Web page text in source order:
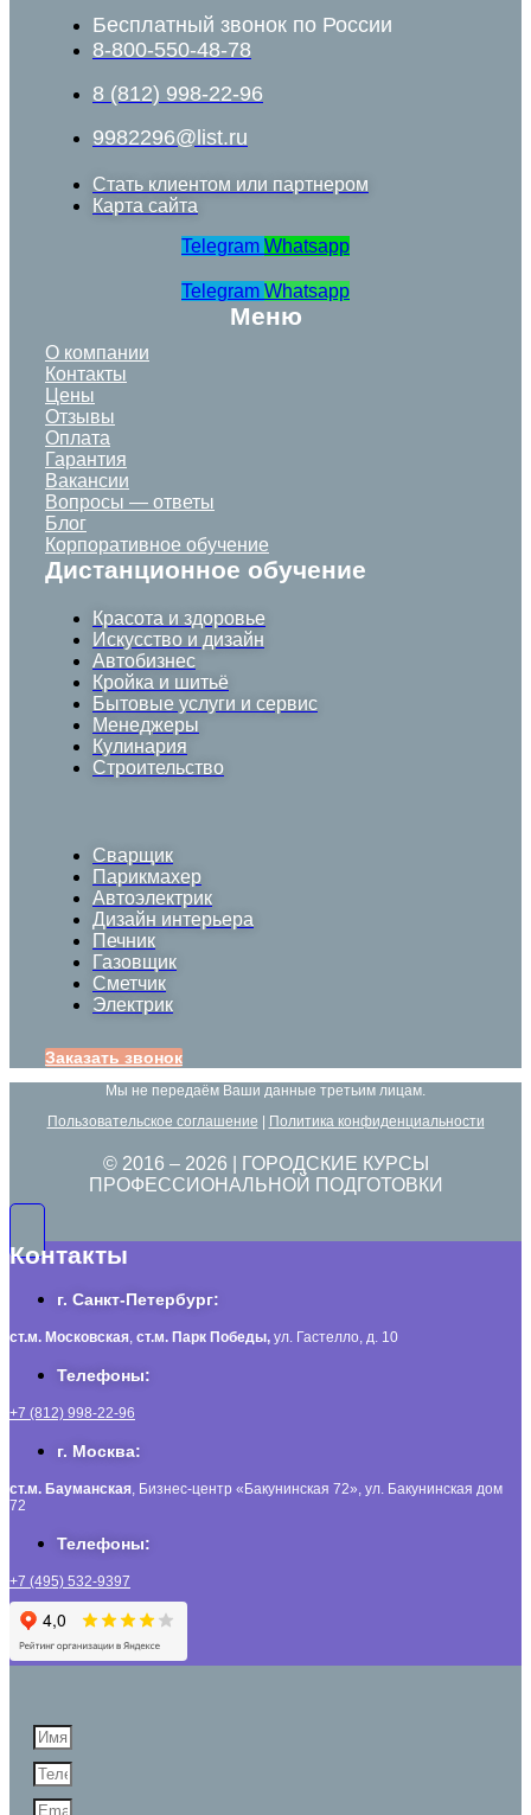
Бесплатный звонок по России
8-800-550-48-78
8 (812) 998-22-96
9982296@list.ru
Стать клиентом или партнером
Карта сайта
Telegram Whatsapp
Telegram Whatsapp
Меню
О компании
Контакты
Цены
Отзывы
Оплата
Гарантия
Вакансии
Вопросы — ответы
Блог
Корпоративное обучение
Дистанционное обучение
Красота и здоровье
Искусство и дизайн
Автобизнес
Кройка и шитьё
Бытовые услуги и сервис
Менеджеры
Кулинария
Строительство
Сварщик
Парикмахер
Автоэлектрик
Дизайн интерьера
Печник
Газовщик
Сметчик
Электрик
Заказать звонок
Мы не передаём Ваши данные третьим лицам.
Пользовательское соглашение | Политика конфиденциальности
© 2016 – 2026 | ГОРОДСКИЕ КУРСЫ
ПРОФЕССИОНАЛЬНОЙ ПОДГОТОВКИ
Контакты
г. Санкт-Петербург:
ст.м. Московская ст.м. Парк Победы, ул. Гастелло, д. 10
Телефоны:
+7 (812) 998-22-96
г. Москва:
ст.м. Бауманская , Бизнес-центр «Бакунинская 72», ул. Бакунинская дом
72
Телефоны:
+7 (495) 532-9397